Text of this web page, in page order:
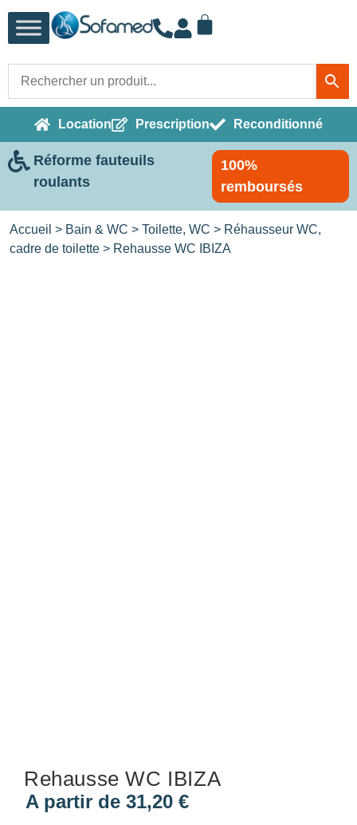
Location Prescription Reconditionné
Réforme fauteuils
roulants
100%
remboursés
Accueil > Bain & WC > Toilette, WC > Réhausseur WC,
cadre de toilette > Rehausse WC IBIZA
Rehausse WC IBIZA
A partir de 31,20 €